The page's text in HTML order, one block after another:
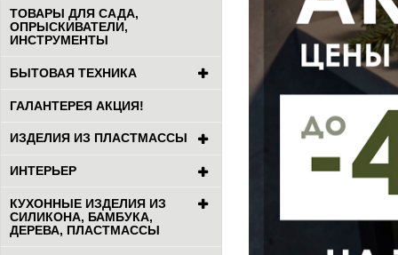
ТОВАРЫ ДЛЯ САДА,
ОПРЫСКИВАТЕЛИ,
ИНСТРУМЕНТЫ
БЫТОВАЯ ТЕХНИКА
ГАЛАНТЕРЕЯ АКЦИЯ!
ИЗДЕЛИЯ ИЗ ПЛАСТМАССЫ
ИНТЕРЬЕР
КУХОННЫЕ ИЗДЕЛИЯ ИЗ
СИЛИКОНА, БАМБУКА,
ДЕРЕВА, ПЛАСТМАССЫ